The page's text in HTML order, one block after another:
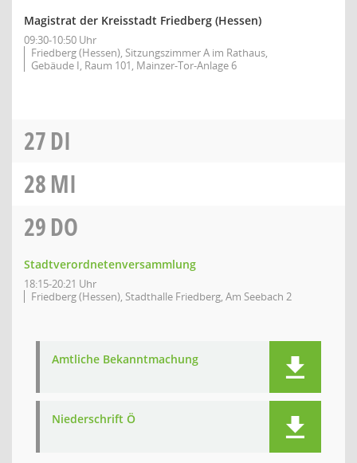
Magistrat der Kreisstadt Friedberg (Hessen)
09:30-10:50 Uhr
Friedberg (Hessen), Sitzungszimmer A im Rathaus,
Gebäude I, Raum 101, Mainzer-Tor-Anlage 6
27DI
28MI
29DO
Stadtverordnetenversammlung
18:15-20:21 Uhr
Friedberg (Hessen), Stadthalle Friedberg, Am Seebach 2
Amtliche Bekanntmachung
Niederschrift Ö